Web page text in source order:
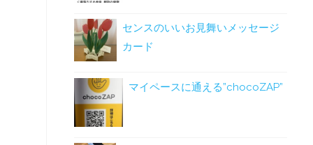
センスのいいお見舞いメッセージ
カード
マイペースに通える”chocoZAP”